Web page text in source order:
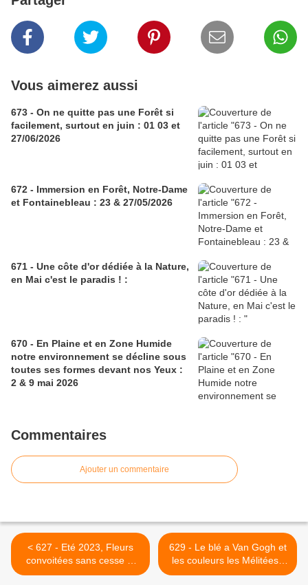
Vous aimerez aussi
673 - On ne quitte pas une Forêt si
facilement, surtout en juin : 01 03 et
27/06/2026
672 - Immersion en Forêt, Notre-Dame
et Fontainebleau : 23 & 27/05/2026
671 - Une côte d'or dédiée à la Nature,
en Mai c'est le paradis ! :
670 - En Plaine et en Zone Humide
notre environnement se décline sous
toutes ses formes devant nos Yeux :
2 & 9 mai 2026
Commentaires
Ajouter un commentaire
< 627 - Eté 2023, Fleurs
convoitées sans cesse et
sans nous ! : 08/07/2023
629 - Le blé a Van Gogh et
les couleurs les Mélitées :
août 2023 >